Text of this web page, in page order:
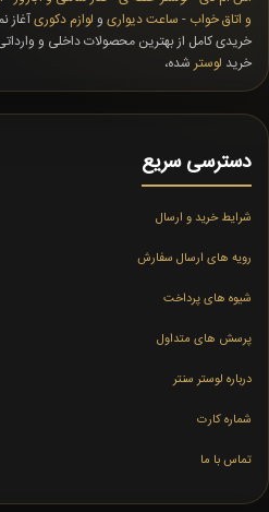
و اتاق خواب - ساعت دیواری و لوازم دکوریآغاز
خریدی کامل از بهترین محصولات داخلی و
خرید لوستر شده،
دسترسی سریع
شرایط خرید و ارسال
رویه های ارسال سفارش
شیوه های پرداخت
پرسش های متداول
درباره لوستر سنتر
شماره کارت
تماس با ما